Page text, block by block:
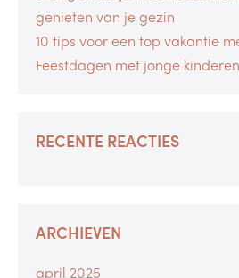
genieten van je gezin
10 tips voor een top vakantie
Feestdagen met jonge
RECENTE REACTIES
ARCHIEVEN
april 2025